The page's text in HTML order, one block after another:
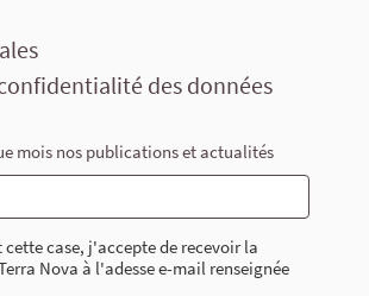
des données
mois nos publications et actualités
cette case, j'accepte de recevoir la
Nova à l'adesse e-mail renseignée